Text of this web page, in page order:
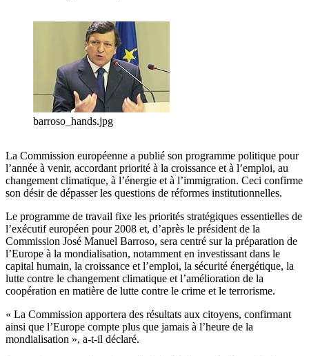
barroso_hands.jpg
La Commission européenne a publié son programme politique pour
l’année à venir, accordant priorité à la croissance et à l’emploi, au
changement climatique, à l’énergie et à l’immigration. Ceci confirme
son désir de dépasser les questions de réformes institutionnelles.
Le programme de travail fixe les priorités stratégiques essentielles de
l’exécutif européen pour 2008 et, d’après le président de la
Commission José Manuel Barroso, sera centré sur la préparation de
l’Europe à la mondialisation, notamment en investissant dans le
capital humain, la croissance et l’emploi, la sécurité énergétique, la
lutte contre le changement climatique et l’amélioration de la
coopération en matière de lutte contre le crime et le terrorisme.
« La Commission apportera des résultats aux citoyens, confirmant
ainsi que l’Europe compte plus que jamais à l’heure de la
mondialisation », a-t-il déclaré.